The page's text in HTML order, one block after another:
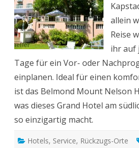
allein
Reise
ihr auf
Tage für ein Vor- oder
einplanen. Ideal für einen
ist das Belmond Mount Nelson
was dieses Grand Hotel am
so einzigartig macht.
Hotels, Service, Rückzugs-Orte